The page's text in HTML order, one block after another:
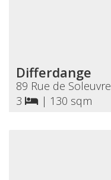
Differdange
89 Rue de Soleuvre
3
| 130 sqm